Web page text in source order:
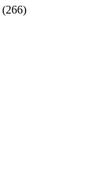
(266)